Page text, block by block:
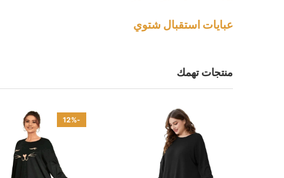
عبايات استقبال شتوي
منتجات تهمك
-12%